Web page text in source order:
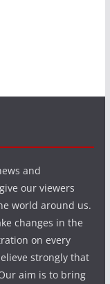
and
our viewers
world around us.
changes in the
on every
strongly that
aim is to bring